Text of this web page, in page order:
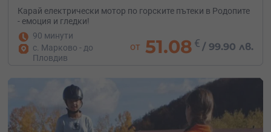
Карай електрически мотор по горските пътеки в Родопите
- емоция и гледки!
90 минути
с. Марково - до
Пловдив
от 51.08 € / 99.90 лв.